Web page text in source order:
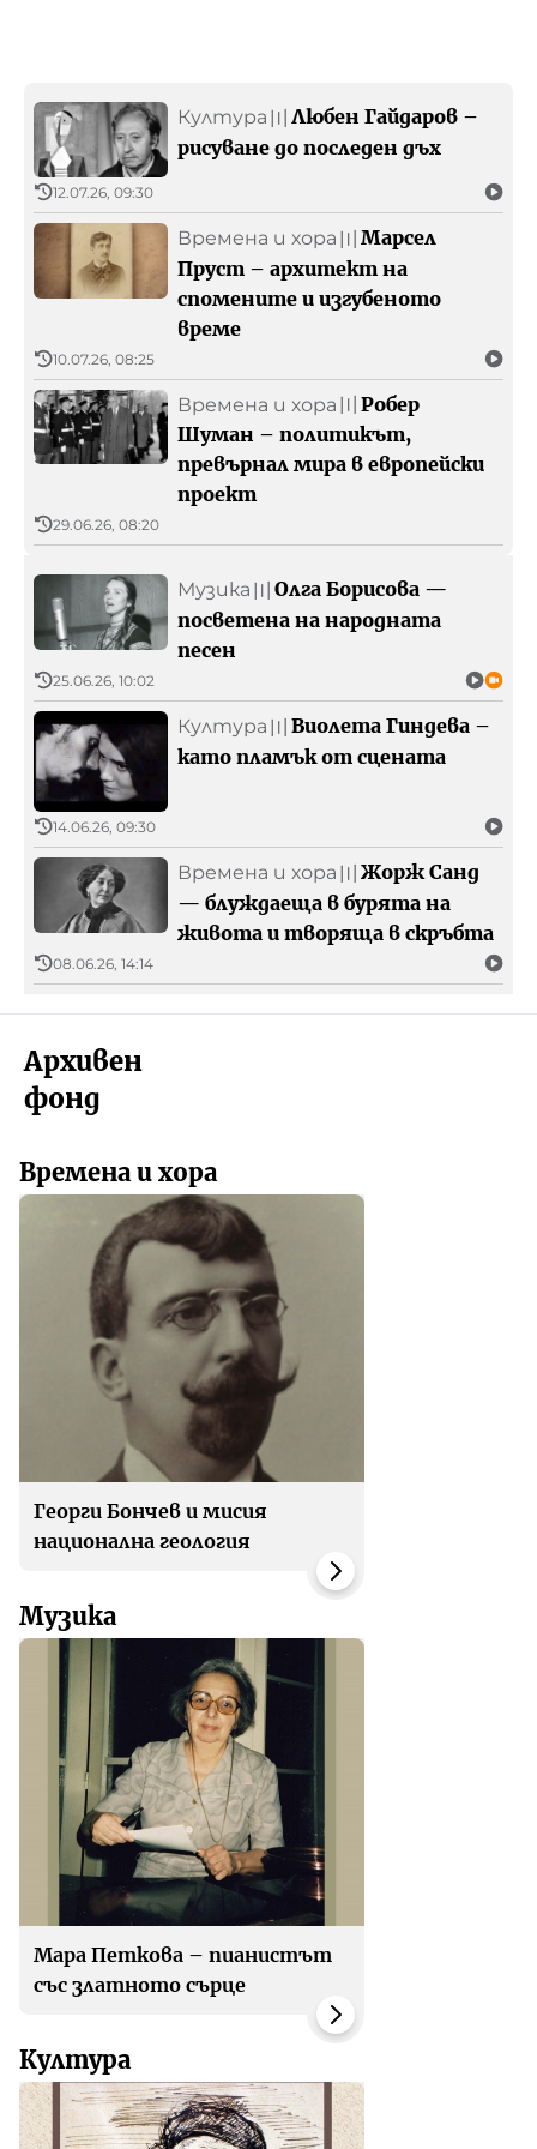
Култура 〣 Любен Гайдаров –
рисуване до последен дъх
12.07.26, 09:30
Времена и хора 〣 Марсел
Пруст – архитект на
спомените и изгубеното
време
10.07.26, 08:25
Времена и хора 〣 Робер
Шуман – политикът,
превърнал мира в европейски
проект
29.06.26, 08:20
Музика 〣 Олга Борисова —
посветена на народната
песен
25.06.26, 10:02
Култура 〣 Виолета Гиндева –
като пламък от сцената
14.06.26, 09:30
Времена и хора 〣 Жорж Санд
— блуждаеща в бурята на
живота и творяща в скръбта
08.06.26, 14:14
Архивен
фонд
Времена и хора
Георги Бончев и мисия
национална геология
Музика
Мара Петкова – пианистът
със златното сърце
Култура